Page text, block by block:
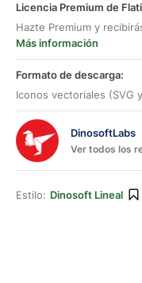
Licencia Premium de
Hazte Premium y
Más información
Formato de descarga:
Iconos vectoriales (SVG
DinosoftLabs
Ver todos los
Estilo: Dinosoft Lineal